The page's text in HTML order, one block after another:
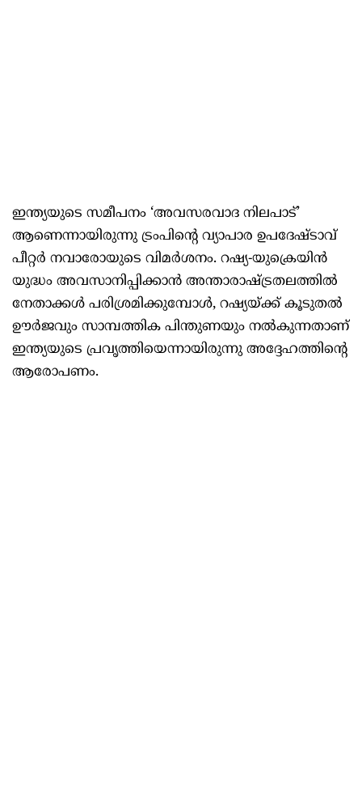
ഇന്ത്യയുടെ സമീപനം ‘അവസരവാദ നിലപാട്’
ആണെന്നായിരുന്നു ട്രംപിന്റെ വ്യാപാര ഉപദേഷ്ടാവ്
പീറ്റർ നവാരോയുടെ വിമർശനം. റഷ്യ-യുക്രെയിൻ
യുദ്ധം അവസാനിപ്പിക്കാൻ അന്താരാഷ്ട്രതലത്തിൽ
നേതാക്കൾ പരിശ്രമിക്കുമ്പോൾ, റഷ്യയ്ക്ക് കൂടുതൽ
ഊർജവും സാമ്പത്തിക പിന്തുണയും നൽകുന്നതാണ്
ഇന്ത്യയുടെ പ്രവൃത്തിയെന്നായിരുന്നു അദ്ദേഹത്തിന്റെ
ആരോപണം.